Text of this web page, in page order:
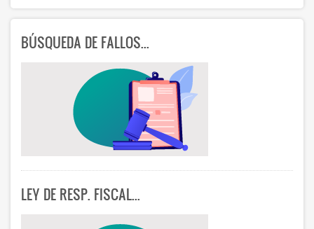
BÚSQUEDA DE FALLOS...
LEY DE RESP. FISCAL...